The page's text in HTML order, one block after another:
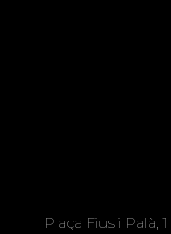
Plaça Fius i Palà,